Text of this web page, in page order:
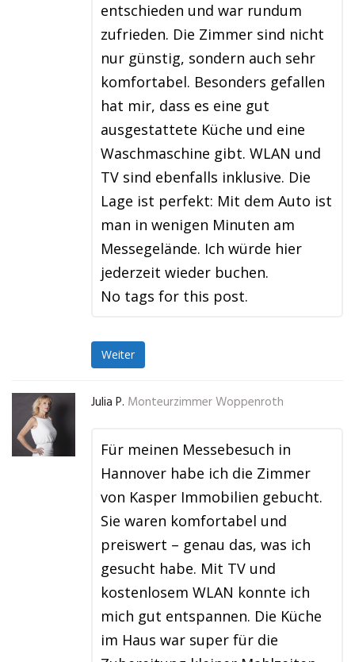
entschieden und war rundum
zufrieden. Die Zimmer sind nicht
nur günstig, sondern auch sehr
komfortabel. Besonders gefallen
hat mir, dass es eine gut
ausgestattete Küche und eine
Waschmaschine gibt. WLAN und
TV sind ebenfalls inklusive. Die
Lage ist perfekt: Mit dem Auto ist
man in wenigen Minuten am
Messegelände. Ich würde hier
jederzeit wieder buchen.
No tags for this post.
Weiter
Julia P. Monteurzimmer Woppenroth
Für meinen Messebesuch in
Hannover habe ich die Zimmer
von Kasper Immobilien gebucht.
Sie waren komfortabel und
preiswert – genau das, was ich
gesucht habe. Mit TV und
kostenlosem WLAN konnte ich
mich gut entspannen. Die Küche
im Haus war super für die